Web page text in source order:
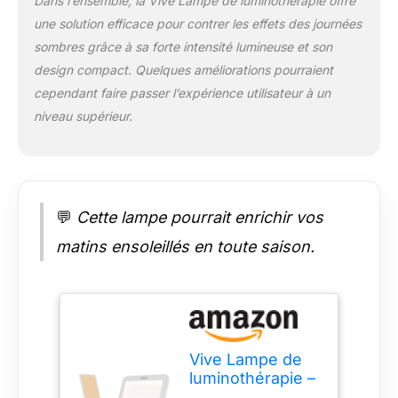
réglable : avec un
variateur pour régler
la luminosité, la
lampe thérapeutique
couleur incluent une
lumière blanche
froide à 10 000 lux,
chaude et une
lumière jaune chaude
à 5 500 lux. Fin et
compact : autonome,
la lampe solaire Vive
est mince et
une solution efficace pour contrer les effets des journées
sombres grâce à sa forte intensité lumineuse et son
design compact. Quelques améliorations pourraient
cependant faire passer l’expérience utilisateur à un
niveau supérieur.
💬 Cette lampe pourrait enrichir vos
matins ensoleillés en toute saison.
Vive Lampe de
luminothérapie –